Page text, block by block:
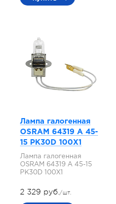
Лампа галогенная
OSRAM 64319 A 45-
15 PK30D 100X1
Лампа галогенная
OSRAM 64319 A 45-15
PK30D 100X1
2 329 руб./шт.